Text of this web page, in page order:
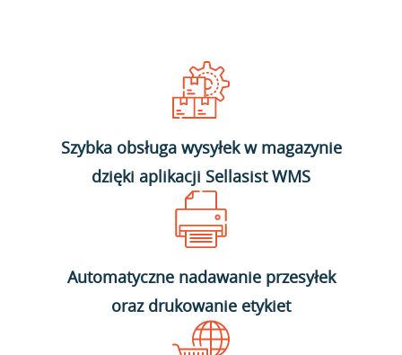
Szybka obsługa wysyłek w magazynie
dzięki aplikacji Sellasist WMS
Automatyczne nadawanie przesyłek
oraz drukowanie etykiet